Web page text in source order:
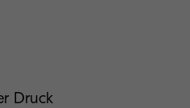
Druck